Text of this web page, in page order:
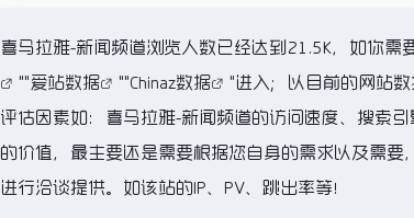
喜马拉雅-新闻频道浏览人数已经达到21.5K，如你需
""爱站数据 ""Chinaz数据
"进入；以目前的网站
评估因素如：喜马拉雅-新闻频道的访问速度、搜索
的价值，最主要还是需要根据您自身的需求以及需
进行洽谈提供。如该站的IP、PV、跳出率等！